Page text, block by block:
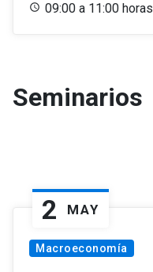
09:00 a 11:00 horas
Seminarios
2 MAY
Macroeconomía